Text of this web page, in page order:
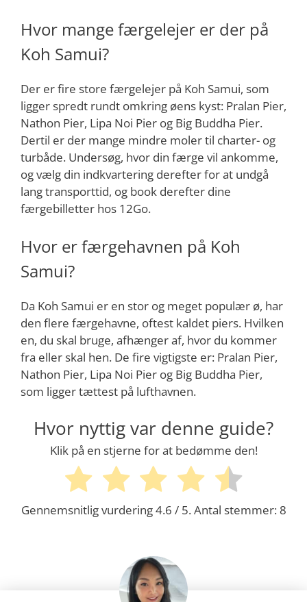
Hvor mange færgelejer er der på
Koh Samui?
Der er fire store færgelejer på Koh Samui, som
ligger spredt rundt omkring øens kyst: Pralan Pier,
Nathon Pier, Lipa Noi Pier og Big Buddha Pier.
Dertil er der mange mindre moler til charter- og
turbåde. Undersøg, hvor din færge vil ankomme,
og vælg din indkvartering derefter for at undgå
lang transporttid, og book derefter dine
færgebilletter hos 12Go.
Hvor er færgehavnen på Koh
Samui?
Da Koh Samui er en stor og meget populær ø, har
den flere færgehavne, oftest kaldet piers. Hvilken
en, du skal bruge, afhænger af, hvor du kommer
fra eller skal hen. De fire vigtigste er: Pralan Pier,
Nathon Pier, Lipa Noi Pier og Big Buddha Pier,
som ligger tættest på lufthavnen.
Hvor nyttig var denne guide?
Klik på en stjerne for at bedømme den!
Gennemsnitlig vurdering4.6 / 5. Antal stemmer: 8